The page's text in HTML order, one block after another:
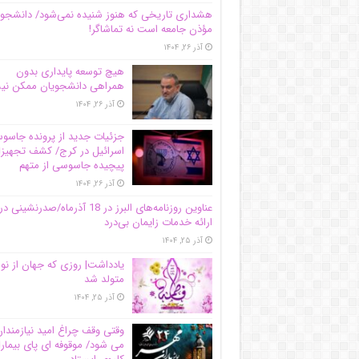
هشداری تاریخی که هنوز شنیده نمی‌شود/ دانشجو
مؤذن جامعه است نه تماشاگر!
آذر ۲۶, ۱۴۰۴
هیچ توسعه پایداری بدون
همراهی دانشجویان ممکن
آذر ۲۶, ۱۴۰۴
جزئیات جدید از پرونده
اسرائیل در کرج/‌ کشف
پیچیده جاسوسی از متهم
آذر ۲۶, ۱۴۰۴
عناوین روزنامه‌های البرز در ‌18 آذرماه/صدرنشینی در
ارائه خدمات زایمان بی‌درد
آذر ۲۵, ۱۴۰۴
یادداشت| روزی که جهان از نو
متولد شد
آذر ۲۵, ۱۴۰۴
وقتی وقف چراغ امید
می شود/ موقوفه ای پای